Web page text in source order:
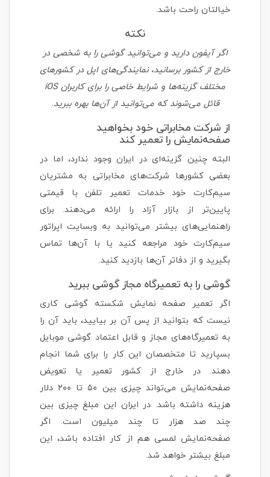
خیالتان راحت باشد.
نکته
اگر آیفون دارید و می‌توانید گوشی را به شخصی در
خارج از کشور برسانید، نمایندگی‌های اپل در کشورهای
مختلف گزینه‌ها و شرایط خاصی را برای کاربران iOS
قائل می‌شوند که می‌توانید از آن‌ها بهره ببرید.
از شرکت مخابراتی خود بخواهید
صفحه‌نمایش را تعمیر کند
البته چنین گزینه‌ای در ایران وجود ندارد، اما در
بعضی کشورها شرکت‌های مخابراتی به مشتریان
سیم‌کارت خود خدمات تعمیر تلفن با قیمتی
پایین‌تر از بازار آزاد را ارائه می‌دهند. برای
راهنمایی‌های بیشتر می‌توانید به وبسایت اپراتور
سیم‌کارت خود مراجعه کنید یا با آن‌ها تماس
بگیرید و از دفاتر آن‌ها بازدید کنید.
گوشی را به تعمیرگاه مجاز گوشی ببرید
اگر تعمیر صفحه نمایش شکسته گوشی کاری
نیست که بتوانید از پس آن بر بیایید، باید آن را
به تعمیرگاه‌های مجاز و قابل اعتماد گوشی موبایل
بسپارید تا متخصصان این کار را برای شما انجام
دهند. در خارج از کشور تعمیر یا تعویض
صفحه‌نمایش می‌تواند چیزی بین ۵۰ تا ۲۰۰ دلار
هزینه داشته باشد. در ایران این مبلغ چیزی بین
چند صد هزار تا چند میلیون است. اگر
صفحه‌نمایش لمسی هم از کار افتاده باشد، این
مبلغ بیشتر خواهد شد.